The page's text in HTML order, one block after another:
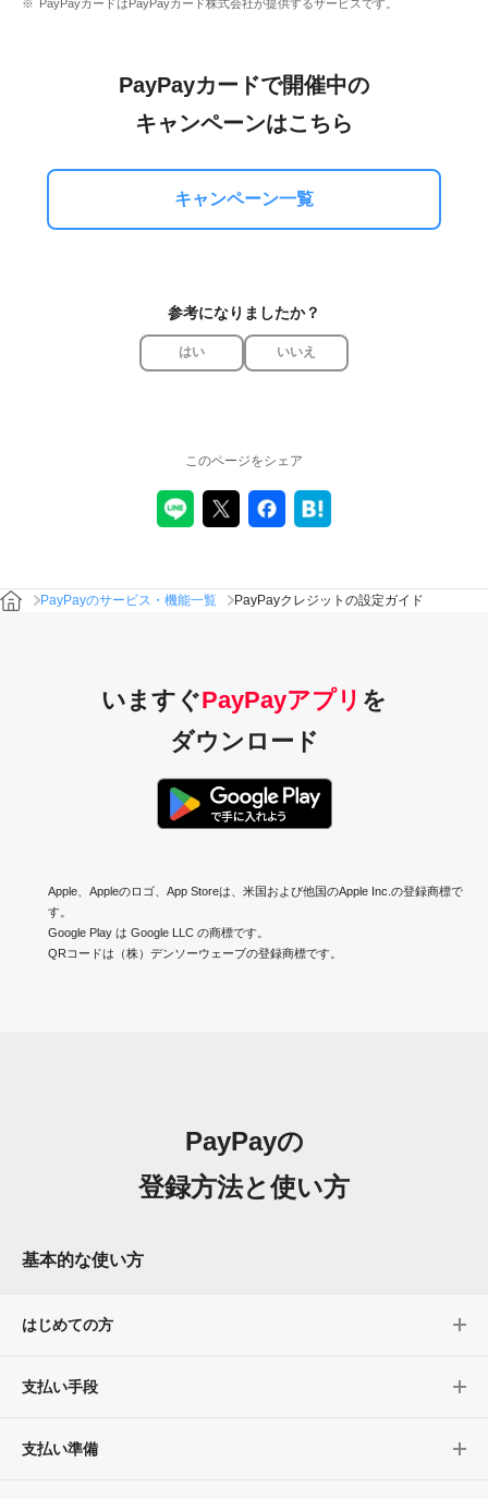
PayPayカードはPayPayカード株式会社が提供するサービスです。
PayPayカードで開催中の
キャンペーンはこちら
キャンペーン一覧
参考になりましたか？
はい いいえ
このページをシェア
PayPayのサービス・機能一覧 PayPayクレジットの設定ガイド
いますぐPayPayアプリ を
ダウンロード
Apple、Appleのロゴ、App Storeは、米国および他国のApple Inc.の登録商標で
す。
Google Play は Google LLC の商標です。
QRコードは（株）デンソーウェーブの登録商標です。
PayPayの
登録方法と使い方
基本的な使い方
はじめての方
支払い手段
支払い準備